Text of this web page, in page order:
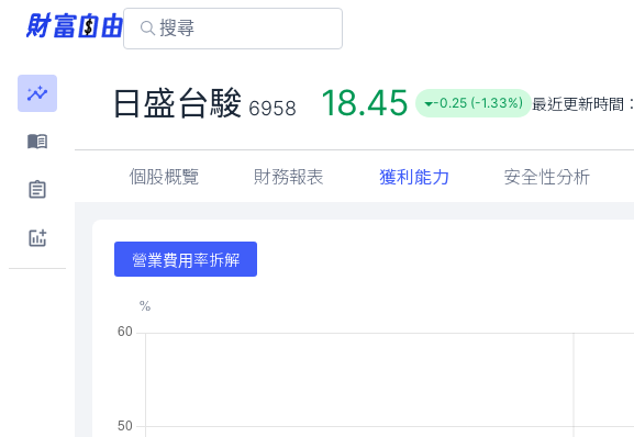
日盛台駿 6958 18.45 -0.25 (-1.33%) 最近更新時間：
個股概覽 財務報表 獲利能力 安全性分析
營業費用率拆解